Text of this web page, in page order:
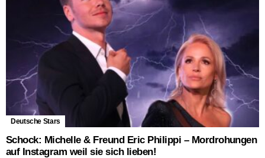
Deutsche Stars
Schock: Michelle & Freund Eric Philippi – Mordrohungen
auf Instagram weil sie sich lieben!